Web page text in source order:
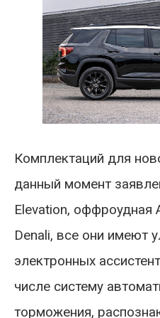
Комплектаций для
данный момент
Elevation, оффроудная
Denali, все они имеют
электронных
числе систему
торможения,